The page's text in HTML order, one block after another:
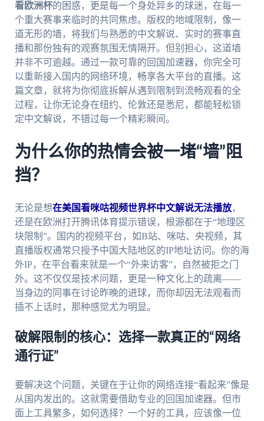
看欧洲杯的困惑，更是每一个身处异乡的球迷，在每一
个重大赛事来临时的共同焦虑。版权的地域限制，像一
道无形的墙，将我们与熟悉的中文解说、实时的赛事直
播和那份独有的观赛氛围无情隔开。但别担心，这道墙
并非不可逾越。通过一款可靠的回国加速器，你完全可
以重新接入国内的网络环境，畅享各大平台的直播。这
篇文章，就将为你彻底拆解从遇到限制到流畅观看的全
过程，让你无论身在纽约、伦敦还是悉尼，都能轻松锁
定中文解说，不错过每一个精彩瞬间。
为什么你的热情会被一堵“墙”阻
挡？
无论是想在美国看咪咕视频世界杯中文解说无法播放，
还是在欧洲打开腾讯体育提示错误，根源都在于“地理区
块限制”。国内的视频平台，如B站、咪咕、央视频，其
直播版权通常只授予中国大陆地区的IP地址访问。你的海
外IP，在平台看来就是一个“外来访客”，自然被拒之门
外。这不仅仅是技术问题，更是一种文化上的疏离——
当身边的同事在讨论昨晚的进球，而你却因无法观看而
插不上话时，那种感觉尤为明显。
破解限制的核心：选择一款真正的“网络
通行证”
要解决这个问题，关键在于让你的网络连接“看起来”像是
从国内发出的。这就需要借助专业的回国加速器。但市
面上工具繁多，如何选择？一个好的工具，应该像一位